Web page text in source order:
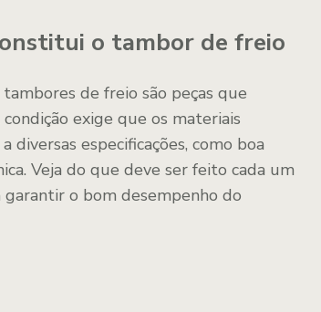
o tambor de freio
de freio são peças que
exige que os materiais
diversas especificações, como boa
Veja do que deve ser feito cada um
o bom desempenho do